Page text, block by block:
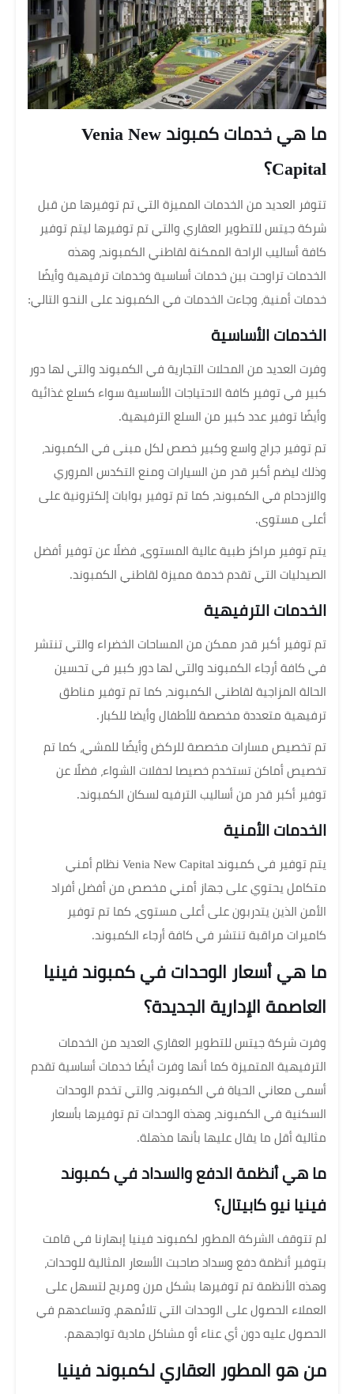
ما هي خدمات كمبوند Venia New
Capital؟
تتوفر العديد من الخدمات المميزة التي تم توفيرها من قبل
شركة جيتس للتطوير العقاري والتي تم توفيرها ليتم توفير
كافة أساليب الراحة الممكنة لقاطني الكمبوند، وهذه
الخدمات تراوحت بين خدمات أساسية وخدمات ترفيهية وأيضًا
خدمات أمنية، وجاءت الخدمات في الكمبوند على النحو التالي:
الخدمات الأساسية
وفرت العديد من المحلات التجارية في الكمبوند والتي لها دور
كبير في توفير كافة الاحتياجات الأساسية سواء كسلع غذائية
وأيضًا توفير عدد كبير من السلع الترفيهية.
تم توفير جراج واسع وكبير خصص لكل مبنى في الكمبوند،
وذلك ليضم أكبر قدر من السيارات ومنع التكدس المروري
والازدحام في الكمبوند، كما تم توفير بوابات إلكترونية على
أعلى مستوى.
يتم توفير مراكز طبية عالية المستوى، فضلًا عن توفير أفضل
الصيدليات التي تقدم خدمة مميزة لقاطني الكمبوند.
الخدمات الترفيهية
تم توفير أكبر قدر ممكن من المساحات الخضراء والتي تنتشر
في كافة أرجاء الكمبوند والتي لها دور كبير في تحسين
الحالة المزاجية لقاطني الكمبوند، كما تم توفير مناطق
ترفيهية متعددة مخصصة للأطفال وأيضا للكبار.
تم تخصيص مسارات مخصصة للركض وأيضًا للمشي، كما تم
تخصيص أماكن تستخدم خصيصا لحفلات الشواء، فضلًا عن
توفير أكبر قدر من أساليب الترفيه لسكان الكمبوند.
الخدمات الأمنية
يتم توفير في كمبوند Venia New Capital نظام أمني
متكامل يحتوي على جهاز أمني مخصص من أفضل أفراد
الأمن الذين يتدربون على أعلى مستوى، كما تم توفير
كاميرات مراقبة تنتشر في كافة أرجاء الكمبوند.
ما هي أسعار الوحدات في كمبوند فينيا
العاصمة الإدارية الجديدة؟
وفرت شركة جيتس للتطوير العقاري العديد من الخدمات
الترفيهية المتميزة كما أنها وفرت أيضًا خدمات أساسية تقدم
أسمى معاني الحياة في الكمبوند، والتي تخدم الوحدات
السكنية في الكمبوند، وهذه الوحدات تم توفيرها بأسعار
مثالية أقل ما يقال عليها بأنها مذهلة.
ما هي أنظمة الدفع والسداد في كمبوند
فينيا نيو كابيتال؟
لم تتوقف الشركة المطور لكمبوند فينيا إبهارنا في قامت
بتوفير أنظمة دفع وسداد صاحبت الأسعار المثالية للوحدات،
وهذه الأنظمة تم توفيرها بشكل مرن ومريح لتسهل على
العملاء الحصول على الوحدات التي تلائمهم، وتساعدهم في
الحصول عليه دون أي عناء أو مشاكل مادية تواجههم.
من هو المطور العقاري لكمبوند فينيا